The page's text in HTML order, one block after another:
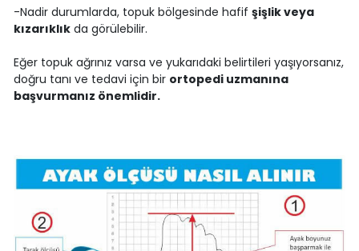
-Nadir durumlarda, topuk bölgesinde hafif şişlik veya
kızarıklıkda görülebilir.
Eğer topuk ağrınız varsa ve yukarıdaki belirtileri yaşıyorsanız,
doğru tanı ve tedavi için bir ortopedi uzmanına
başvurmanız önemlidir.